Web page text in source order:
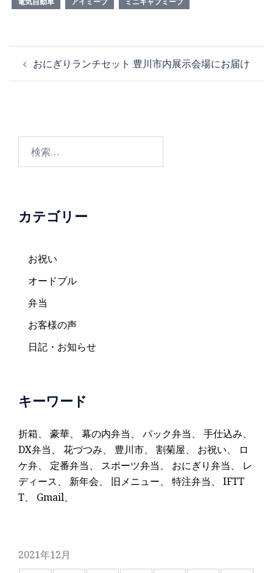
ナ
ー
ョ
おにぎりランチセット 豊川市内展示会場にお届け
カテゴリー
お祝い
オードブル
弁当
お客様の声
日記・お知らせ
キーワード
折箱、 豪華、 幕の内弁当、 パック弁当、 手仕込み、
DX弁当、 花づつみ、 豊川市、 割菊屋、 お祝い、
ロ
ケ弁、 定番弁当、 スポーツ弁当、 おにぎり弁当、 レ
ディース、 新年会、 旧メニュー、 特注弁当、 IFTT
T、 Gmail、
2021年12月